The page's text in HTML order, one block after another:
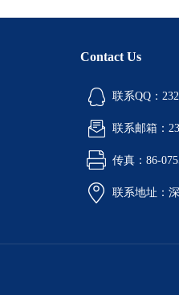
Contact Us
联系QQ：
联系邮箱：
传真：86-
联系地址：